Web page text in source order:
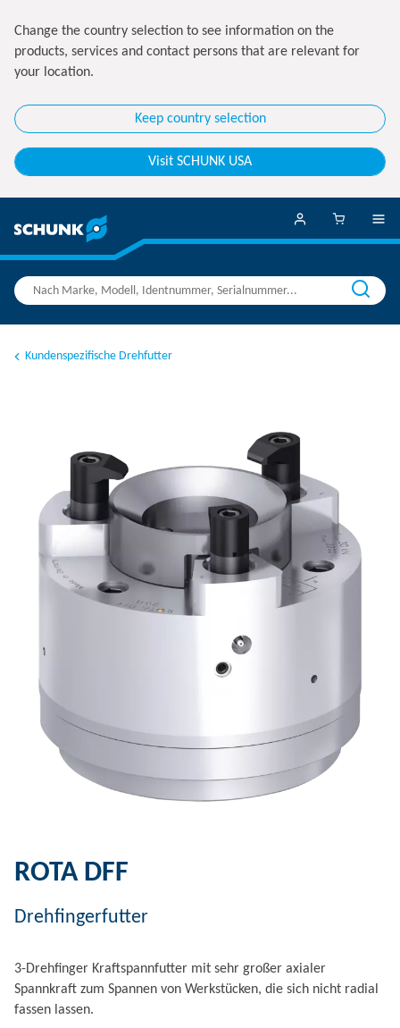
Change the country selection to see information on the
products, services and contact persons that are relevant for
your location.
Keep country selection
Visit SCHUNK USA
Kundenspezifische Drehfutter
ROTA DFF
Drehfingerfutter
3-Drehfinger Kraftspannfutter mit sehr großer axialer
Spannkraft zum Spannen von Werkstücken, die sich nicht radial
fassen lassen.